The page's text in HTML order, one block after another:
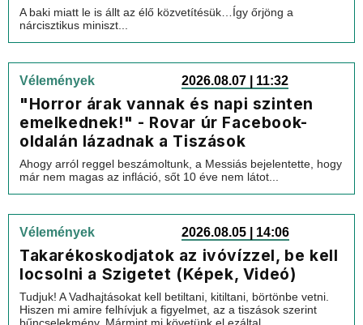
A baki miatt le is állt az élő közvetítésük…Így őrjöng a
nárcisztikus miniszt...
Vélemények 2026.08.07 | 11:32
"Horror árak vannak és napi szinten
emelkednek!" - Rovar úr Facebook-
oldalán lázadnak a Tiszások
Ahogy arról reggel beszámoltunk, a Messiás bejelentette, hogy
már nem magas az infláció, sőt 10 éve nem látot...
Vélemények 2026.08.05 | 14:06
Takarékoskodjatok az ivóvízzel, be kell
locsolni a Szigetet (Képek, Videó)
Tudjuk! A Vadhajtásokat kell betiltani, kitiltani, börtönbe vetni.
Hiszen mi amire felhívjuk a figyelmet, az a tiszások szerint